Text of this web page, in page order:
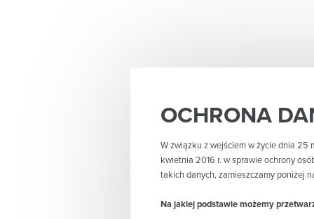
OCHRONA
W związku z wejściem w życie dnia 25
kwietnia 2016 r. w sprawie ochrony
takich danych, zamieszczamy poniżej
Na jakiej podstawie możemy